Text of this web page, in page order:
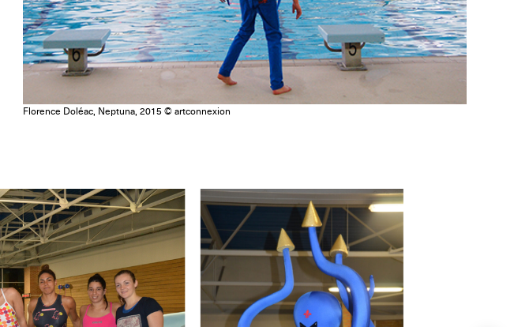
Florence Doléac, Neptuna, 2015 © artconnexion